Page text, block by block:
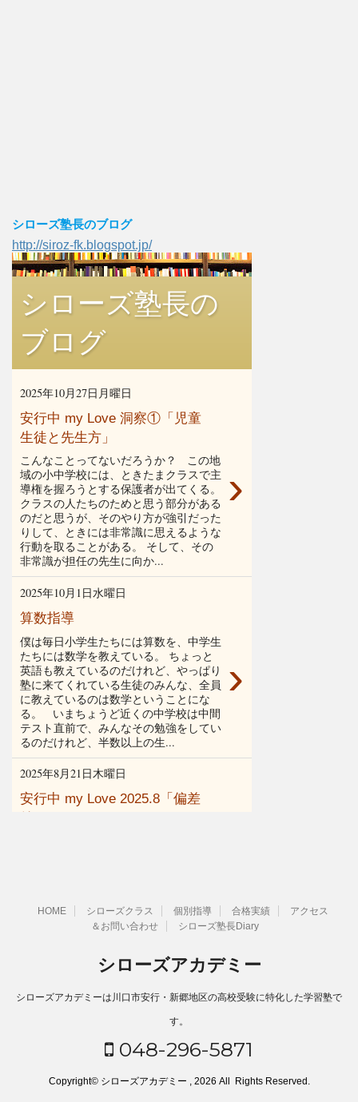
シローズ塾長のブログ
http://siroz-fk.blogspot.jp/
HOME シローズクラス 個別指導 合格実績
アクセス
＆お問い合わせ
シローズ塾長Diary
シローズアカデミー
シローズアカデミーは川口市安行・新郷地区の高校受験に特化した学習塾で
す。
048-296-5871
Copyright© シローズアカデミー , 2026 All Rights Reserved.